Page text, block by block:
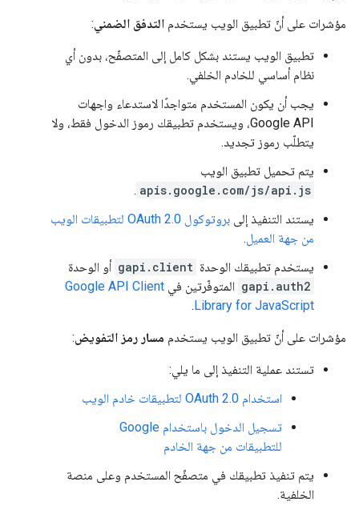
مؤشرات على أنّ تطبيق الويب يستخدم التدفق الضمني:
تطبيق الويب يستند بشكل كامل إلى المتصفّح، بدون أي
نظام أساسي للخادم الخلفي.
يجب أن يكون المستخدم متواجدًا لاستدعاء واجهات
Google API، ويستخدم تطبيقك رموز الدخول فقط، ولا
يتطلّب رموز تجديد.
يتم تحميل تطبيق الويب
apis.google.com/js/api.js
.
يستند التنفيذ إلى
بروتوكول OAuth 2.0 لتطبيقات الويب
من جهة العميل.
يستخدم تطبيقك الوحدة gapi.client أو الوحدة
gapi.auth2 المتوفّرتين في Google API Client
Library for JavaScript
.
مؤشرات على أنّ تطبيق الويب يستخدم مسار رمز التفويض:
تستند عملية التنفيذ إلى ما يلي:
استخدام OAuth 2.0 لتطبيقات خادم الويب
تسجيل الدخول باستخدام Google
للتطبيقات من جهة الخادم
يتم تنفيذ تطبيقك في متصفّح المستخدم وعلى منصة
الخلفية.